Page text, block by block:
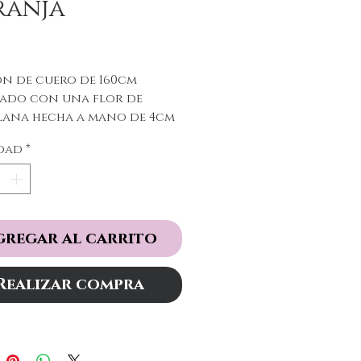
de cuero de 160cm
con una flor de
hecha a mano de 4cm
Multitud de posiciones.
*
al carrito
compra